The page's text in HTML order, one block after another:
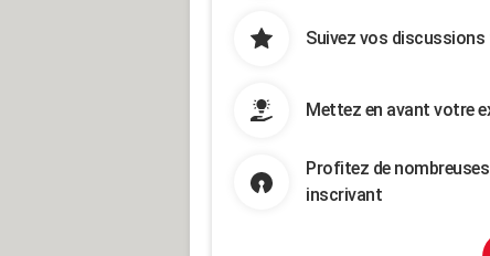
Suivez vos
Mettez en avant votre
Profitez de
inscrivant